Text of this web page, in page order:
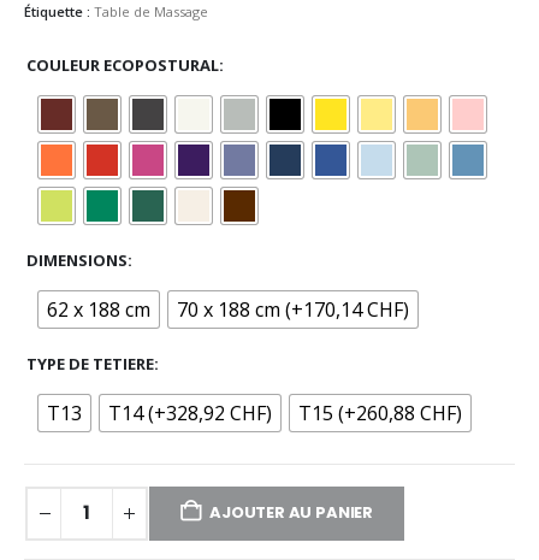
Étiquette : Table de Massage
COULEUR ECOPOSTURAL
DIMENSIONS
62 x 188 cm 70 x 188 cm (+170,14 CHF)
TYPE DE TETIERE
T13 T14 (+328,92 CHF) T15 (+260,88 CHF)
AJOUTER AU PANIER